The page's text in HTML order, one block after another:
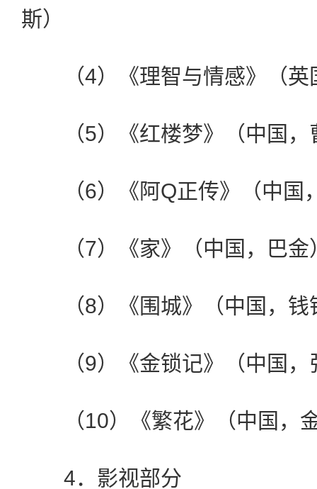
斯）
（4）《理智与情感》（英
（5）《红楼梦》（中国，
（6）《阿Q正传》（中国
（7）《家》（中国，巴金
（8）《围城》（中国，钱
（9）《金锁记》（中国，
（10）《繁花》（中国，
4．影视部分